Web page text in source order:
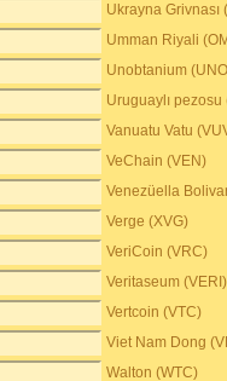
Ukrayna Grivnası
Umman Riyali
Unobtanium
Uruguaylı pezosu
Vanuatu Vatu
VeChain (VEN)
Venezüella
Verge (XVG)
VeriCoin (VRC)
Veritaseum (VERI)
Vertcoin (VTC)
Viet Nam Dong
Walton (WTC)